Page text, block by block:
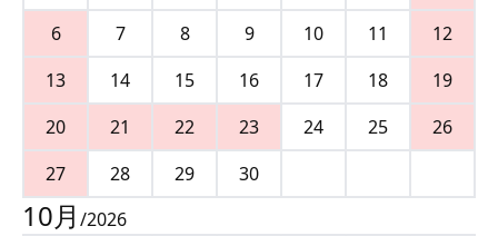
6
7 8 9 10 11
12
13
14 15 16 17 18
19
20
21 22 23 24 25
26
27
28 29 30
10月 /2026